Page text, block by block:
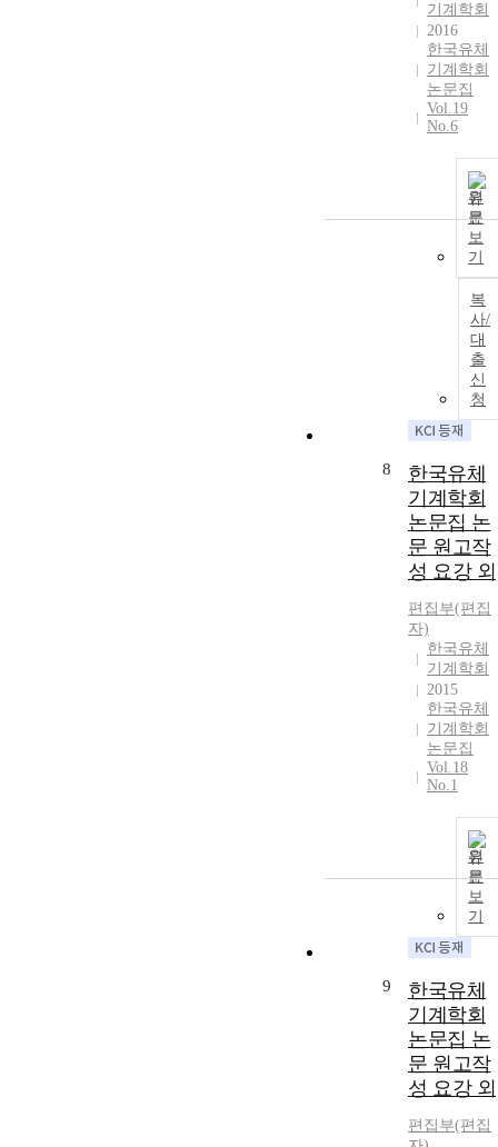
기계학회
2016
한국유체
기계학회
논문집
Vol.19
No.6
원
문
보
기
복
사/
대
출
신
청
8
한국유체
기계학회
논문집 논
문 원고작
성 요강 외
편집부(편집
자)
한국유체
기계학회
2015
한국유체
기계학회
논문집
Vol.18
No.1
원
문
보
기
9
한국유체
기계학회
논문집 논
문 원고작
성 요강 외
편집부(편집